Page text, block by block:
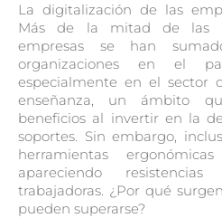
La digitalización de las
Más de la mitad de las
empresas se han
organizaciones en el
especialmente en el sector
enseñanza, un ámbito
beneficios al invertir en la
soportes. Sin embargo,
herramientas
apareciendo
trabajadoras. ¿Por qué
pueden superarse?